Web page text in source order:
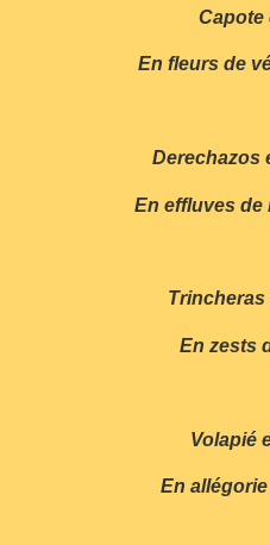
Capote
En fleurs de
Derechazos
En effluves de
Trincheras
En zests
Volapié
En